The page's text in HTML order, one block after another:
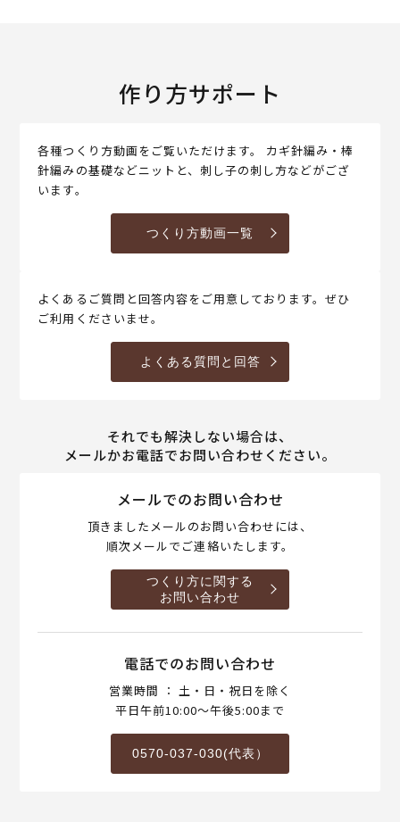
作り方サポート
各種つくり方動画をご覧いただけます。 カギ針編み・棒
針編みの基礎などニットと、刺し子の刺し方などがござ
います。
つくり方動画一覧
よくあるご質問と回答内容をご用意しております。ぜひ
ご利用くださいませ。
よくある質問と回答
それでも解決しない場合は、
メールかお電話でお問い合わせください。
メールでのお問い合わせ
頂きましたメールのお問い合わせには、
順次メールでご連絡いたします。
つくり方に関する
お問い合わせ
電話でのお問い合わせ
営業時間 ： 土・日・祝日を除く
平日午前10:00～午後5:00まで
0570-037-030(代表）